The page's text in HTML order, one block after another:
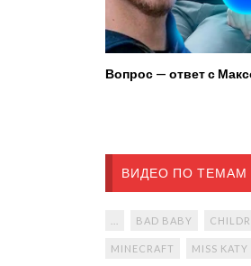
Вопрос — ответ с
ВИДЕО ПО ТЕМАМ
BAD BABY
MINECRAFT MISS KATY